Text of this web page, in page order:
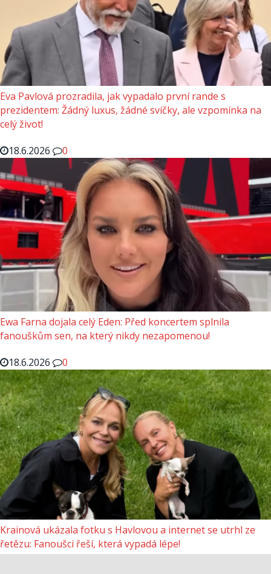
Eva Pavlová prozradila, jak vypadalo první rande s
prezidentem: Žádný luxus, žádné svíčky, ale vzpomínka na
celý život!
18.6.2026
0
Ewa Farna dojala celý Eden: Před koncertem splnila
fanouškům sen, na který nikdy nezapomenou!
18.6.2026
0
Krainová ukázala fotku s Havlovou a internet se utrhl ze
řetězu: Fanoušci řeší, která vypadá lépe!